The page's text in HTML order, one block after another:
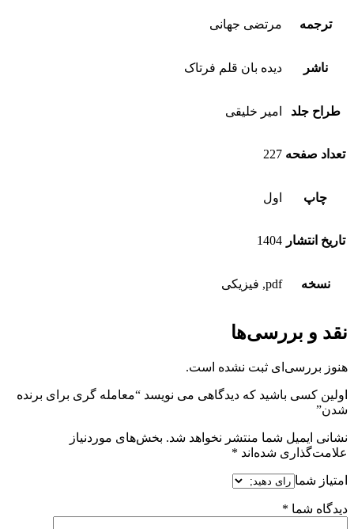
ترجمه مرتضی جهانی
ناشر دیده بان قلم فرتاک
طراح جلد امیر خلیقی
تعداد صفحه 227
چاپ اول
تاریخ انتشار 1404
نسخه pdf, فیزیکی
نقد و بررسی‌ها
هنوز بررسی‌ای ثبت نشده است.
اولین کسی باشید که دیدگاهی می نویسد “معامله گری برای برنده
شدن”
نشانی ایمیل شما منتشر نخواهد شد. بخش‌های موردنیاز
علامت‌گذاری شده‌اند *
امتیاز شما
دیدگاه شما *